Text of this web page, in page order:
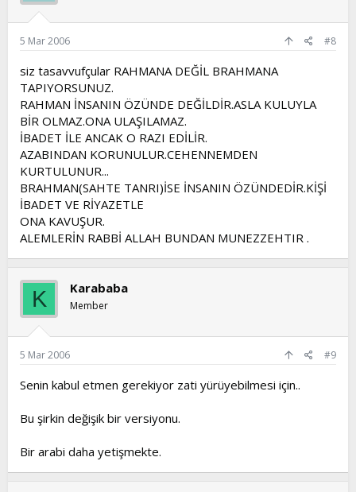
5 Mar 2006 #8
siz tasavvufçular RAHMANA DEĞİL BRAHMANA
TAPIYORSUNUZ.
RAHMAN İNSANIN ÖZÜNDE DEĞİLDİR.ASLA KULUYLA
BİR OLMAZ.ONA ULAŞILAMAZ.
İBADET İLE ANCAK O RAZI EDİLİR.
AZABINDAN KORUNULUR.CEHENNEMDEN
KURTULUNUR...
BRAHMAN(SAHTE TANRI)İSE İNSANIN ÖZÜNDEDİR.KİŞİ
İBADET VE RİYAZETLE
ONA KAVUŞUR.
ALEMLERİN RABBİ ALLAH BUNDAN MUNEZZEHTIR .
K Karababa
Member
5 Mar 2006 #9
Senin kabul etmen gerekiyor zati yürüyebilmesi için..
Bu şirkin değişik bir versiyonu.
Bir arabi daha yetişmekte.